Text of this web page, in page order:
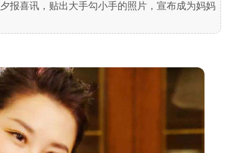
报喜讯，贴出大手勾小手的照片，宣布成为妈妈